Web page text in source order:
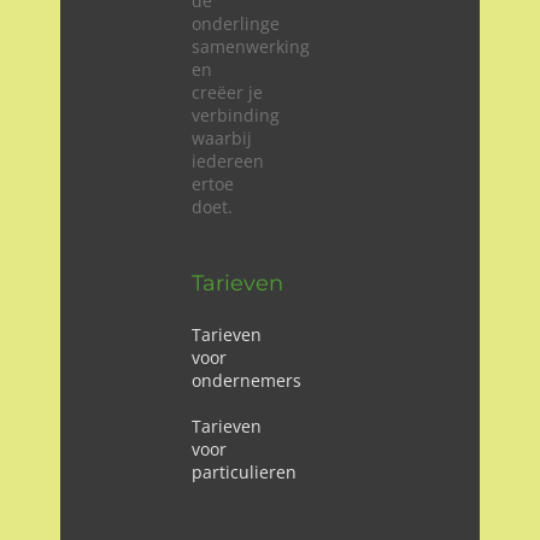
onderlinge
samenwerking
en
creëer je
verbinding
waarbij
iedereen
ertoe
doet.
Tarieven
Tarieven
voor
ondernemers
Tarieven
voor
particulieren